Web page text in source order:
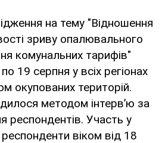
на тему "Відношення
зриву опалювального
комунальних тарифів"
19 серпня у всіх регіонах
окупованих територій.
методом інтерв’ю за
респондентів. Участь у
віком від 18